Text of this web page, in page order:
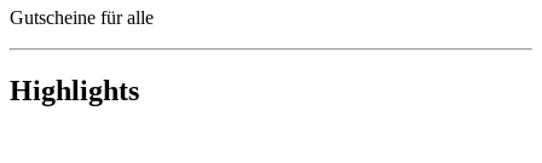
Gutscheine für alle
Highlights